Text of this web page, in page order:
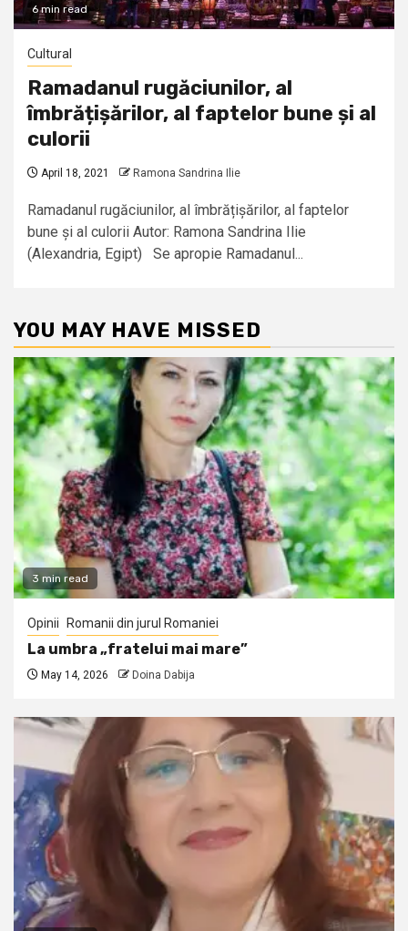
6 min read
Cultural
Ramadanul rugăciunilor, al
îmbrățișărilor, al faptelor bune și al
culorii
April 18, 2021 Ramona Sandrina Ilie
Ramadanul rugăciunilor, al îmbrățișărilor, al faptelor
bune și al culorii Autor: Ramona Sandrina Ilie
(Alexandria, Egipt) Se apropie Ramadanul...
YOU MAY HAVE MISSED
3 min read
Opinii Romanii din jurul Romaniei
La umbra „fratelui mai mare”
May 14, 2026 Doina Dabija